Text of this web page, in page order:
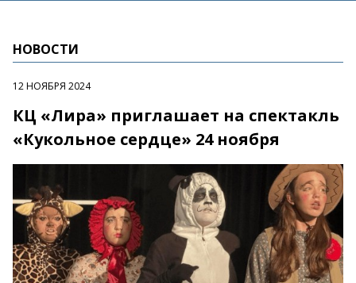
НОВОСТИ
12 НОЯБРЯ 2024
КЦ «Лира» приглашает на спектакль
«Кукольное сердце» 24 ноября